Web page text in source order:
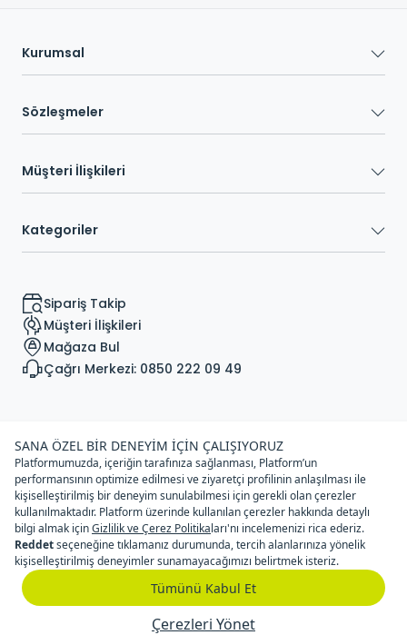
Kurumsal
Sözleşmeler
Müşteri İlişkileri
Kategoriler
Sipariş Takip
Müşteri İlişkileri
Mağaza Bul
Çağrı Merkezi: 0850 222 09 49
© Copyright Sportive Spor Malzemeleri Tic. A.Ş